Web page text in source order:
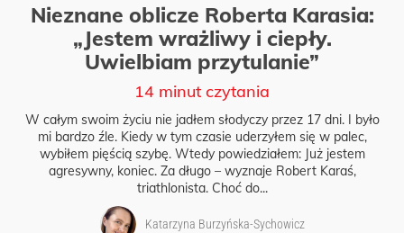
Nieznane oblicze Roberta Karasia:
„Jestem wrażliwy i ciepły.
Uwielbiam przytulanie”
14 minut czytania
W całym swoim życiu nie jadłem słodyczy przez 17 dni. I było
mi bardzo źle. Kiedy w tym czasie uderzyłem się w palec,
wybiłem pięścią szybę. Wtedy powiedziałem: Już jestem
agresywny, koniec. Za długo – wyznaje Robert Karaś,
triathlonista. Choć do...
Katarzyna Burzyńska-Sychowicz